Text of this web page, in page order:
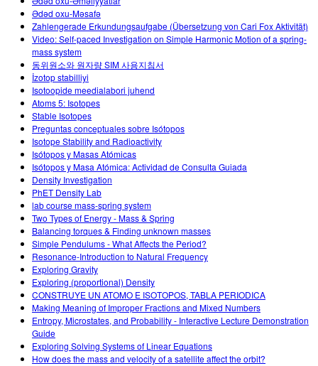
Ədəd oxu-Məsafə
Zahlengerade Erkundungsaufgabe (Übersetzung von Cari Fox Aktivität)
Video: Self-paced Investigation on Simple Harmonic Motion of a spring-
mass system
동위원소와 원자량 SIM 사용지침서
İzotop stabilliyi
Isotoopide meedialabori juhend
Atoms 5: Isotopes
Stable Isotopes
Preguntas conceptuales sobre Isótopos
Isotope Stability and Radioactivity
Isótopos y Masas Atómicas
Isótopos y Masa Atómica: Actividad de Consulta Guiada
Density Investigation
PhET Density Lab
lab course mass-spring system
Two Types of Energy - Mass & Spring
Balancing torques & Finding unknown masses
Simple Pendulums - What Affects the Period?
Resonance-Introduction to Natural Frequency
Exploring Gravity
Exploring (proportional) Density
CONSTRUYE UN ATOMO E ISOTOPOS, TABLA PERIODICA
Making Meaning of Improper Fractions and Mixed Numbers
Entropy, Microstates, and Probability - Interactive Lecture Demonstration
Guide
Exploring Solving Systems of Linear Equations
How does the mass and velocity of a satellite affect the orbit?